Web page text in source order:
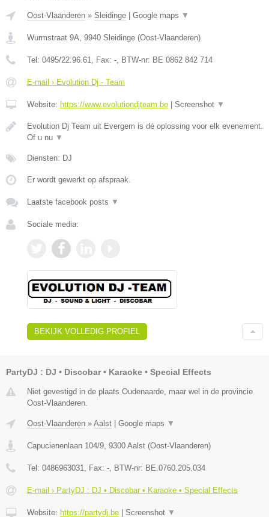
Oost-Vlaanderen » Sleidinge Google maps ▼
Wurmstraat 9A, 9940 Sleidinge (Oost-Vlaanderen)
Tel: 0495/22.96.61, Fax: -, BTW-nr: BE 0862 842 714
E-mail › Evolution Dj - Team
Website: https://www.evolutiondjteam.be Screenshot ▼
Evolution Dj Team uit Evergem is dé oplossing voor elk evenement.
Of u nu ▼
Diensten: DJ
Er wordt gewerkt op afspraak.
Laatste facebook posts ▼
Sociale media:
BEKIJK VOLLEDIG PROFIEL
PartyDJ : DJ • Discobar • Karaoke • Special Effects
Niet gevestigd in de plaats Oudenaarde, maar wel in de provincie
Oost-Vlaanderen.
Oost-Vlaanderen » Aalst | Google maps ▼
Capucienenlaan 104/9 9300 Aalst (Oost-Vlaanderen)
Tel: 0486963031 , Fax: - , BTW-nr: BE.0760.205.034
E-mail › PartyDJ : DJ • Discobar • Karaoke • Special Effects
Website: https://partydj.be | Screenshot ▼